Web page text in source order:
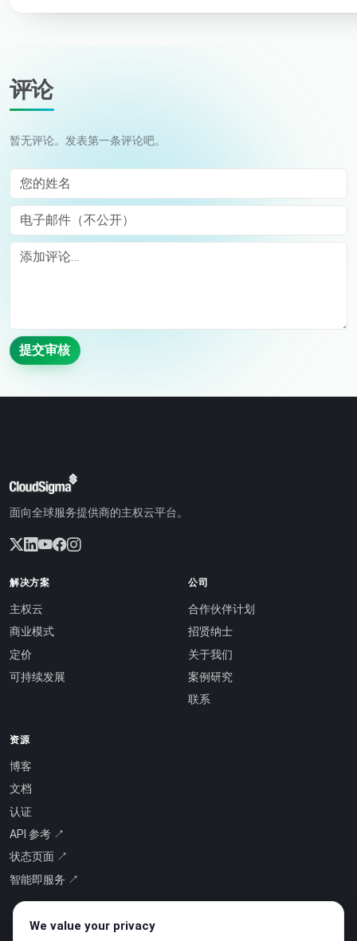
评论
暂无评论。发表第一条评论吧。
您的姓名
电子邮件（不公开）
Comment
提交审核
面向全球服务提供商的主权云平台。
解决方案
主权云
商业模式
定价
可持续发展
公司
合作伙伴计划
招贤纳士
关于我们
案例研究
联系
资源
博客
文档
认证
API 参考 ↗
状态页面 ↗
智能即服务 ↗
We value your privacy